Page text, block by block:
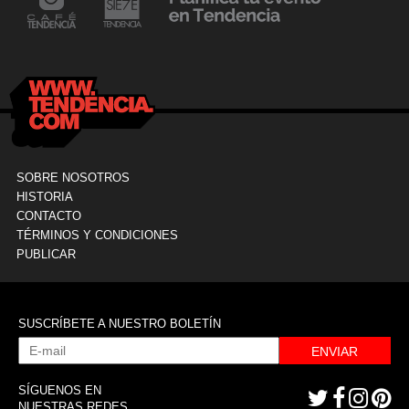
24 mayo, 2021
SOBRE NOSOTROS
HISTORIA
CONTACTO
TÉRMINOS Y CONDICIONES
PUBLICAR
SUSCRÍBETE A NUESTRO BOLETÍN
ENVIAR
SÍGUENOS EN